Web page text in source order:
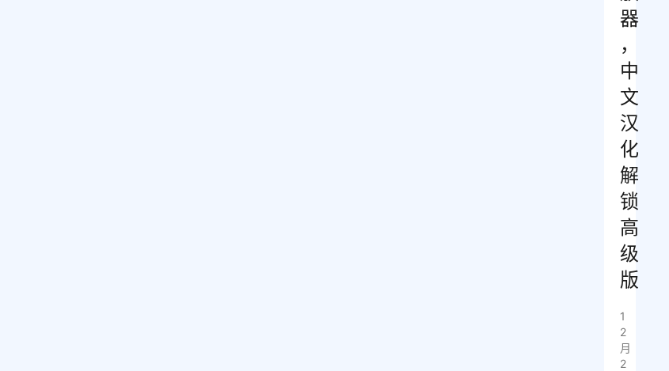
器
，
中
文
汉
化
解
锁
高
级
版
1
2
月
2